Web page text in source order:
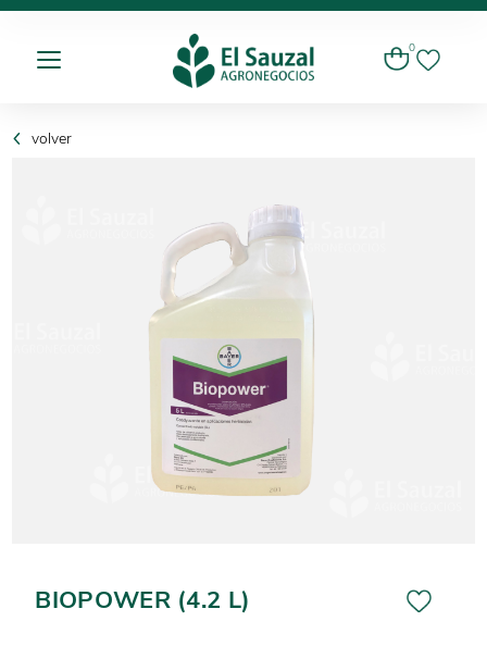
0
volver
BIOPOWER (4.2 L)